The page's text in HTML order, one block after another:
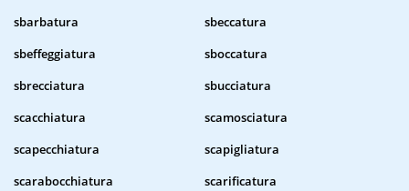
sbarbatura
sbeccatura
sbeffeggiatura
sboccatura
sbrecciatura
sbucciatura
scacchiatura
scamosciatura
scapecchiatura
scapigliatura
scarabocchiatura
scarificatura